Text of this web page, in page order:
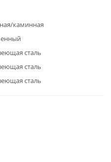
каминная
сталь
сталь
сталь